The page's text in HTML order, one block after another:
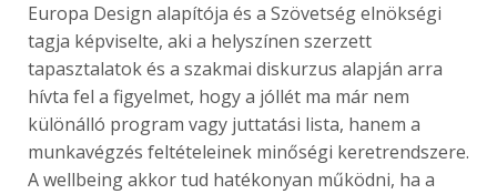
Europa Design alapítója és a Szövetség elnökségi
tagja képviselte, aki a helyszínen szerzett
tapasztalatok és a szakmai diskurzus alapján arra
hívta fel a figyelmet, hogy a jóllét ma már nem
különálló program vagy juttatási lista, hanem a
munkavégzés feltételeinek minőségi keretrendszere.
A wellbeing akkor tud hatékonyan működni, ha a